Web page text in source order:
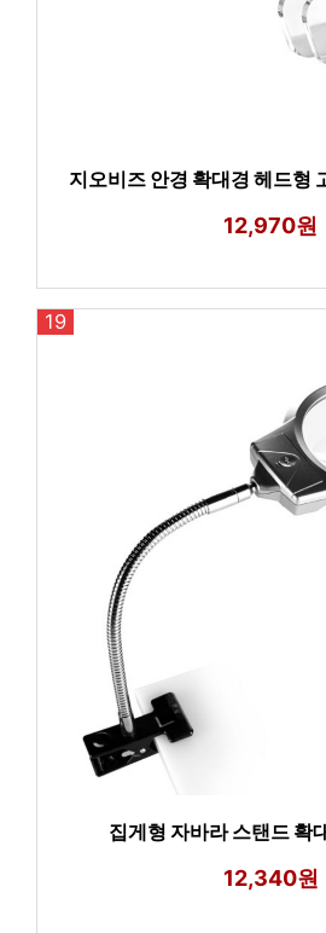
지오비즈 안경 확대경 헤드형
12,970원
19
집게형 자바라 스탠드 확
12,340원